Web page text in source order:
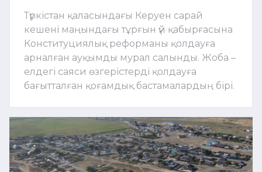
Түркістан қаласындағы Керуен сарай
кешені маңындағы тұрғын үй қабырғасына
Конституциялық реформаны қолдауға
арналған ауқымды мурал салынды. Жоба –
елдегі саяси өзгерістерді қолдауға
бағытталған қоғамдық бастамалардың бірі.